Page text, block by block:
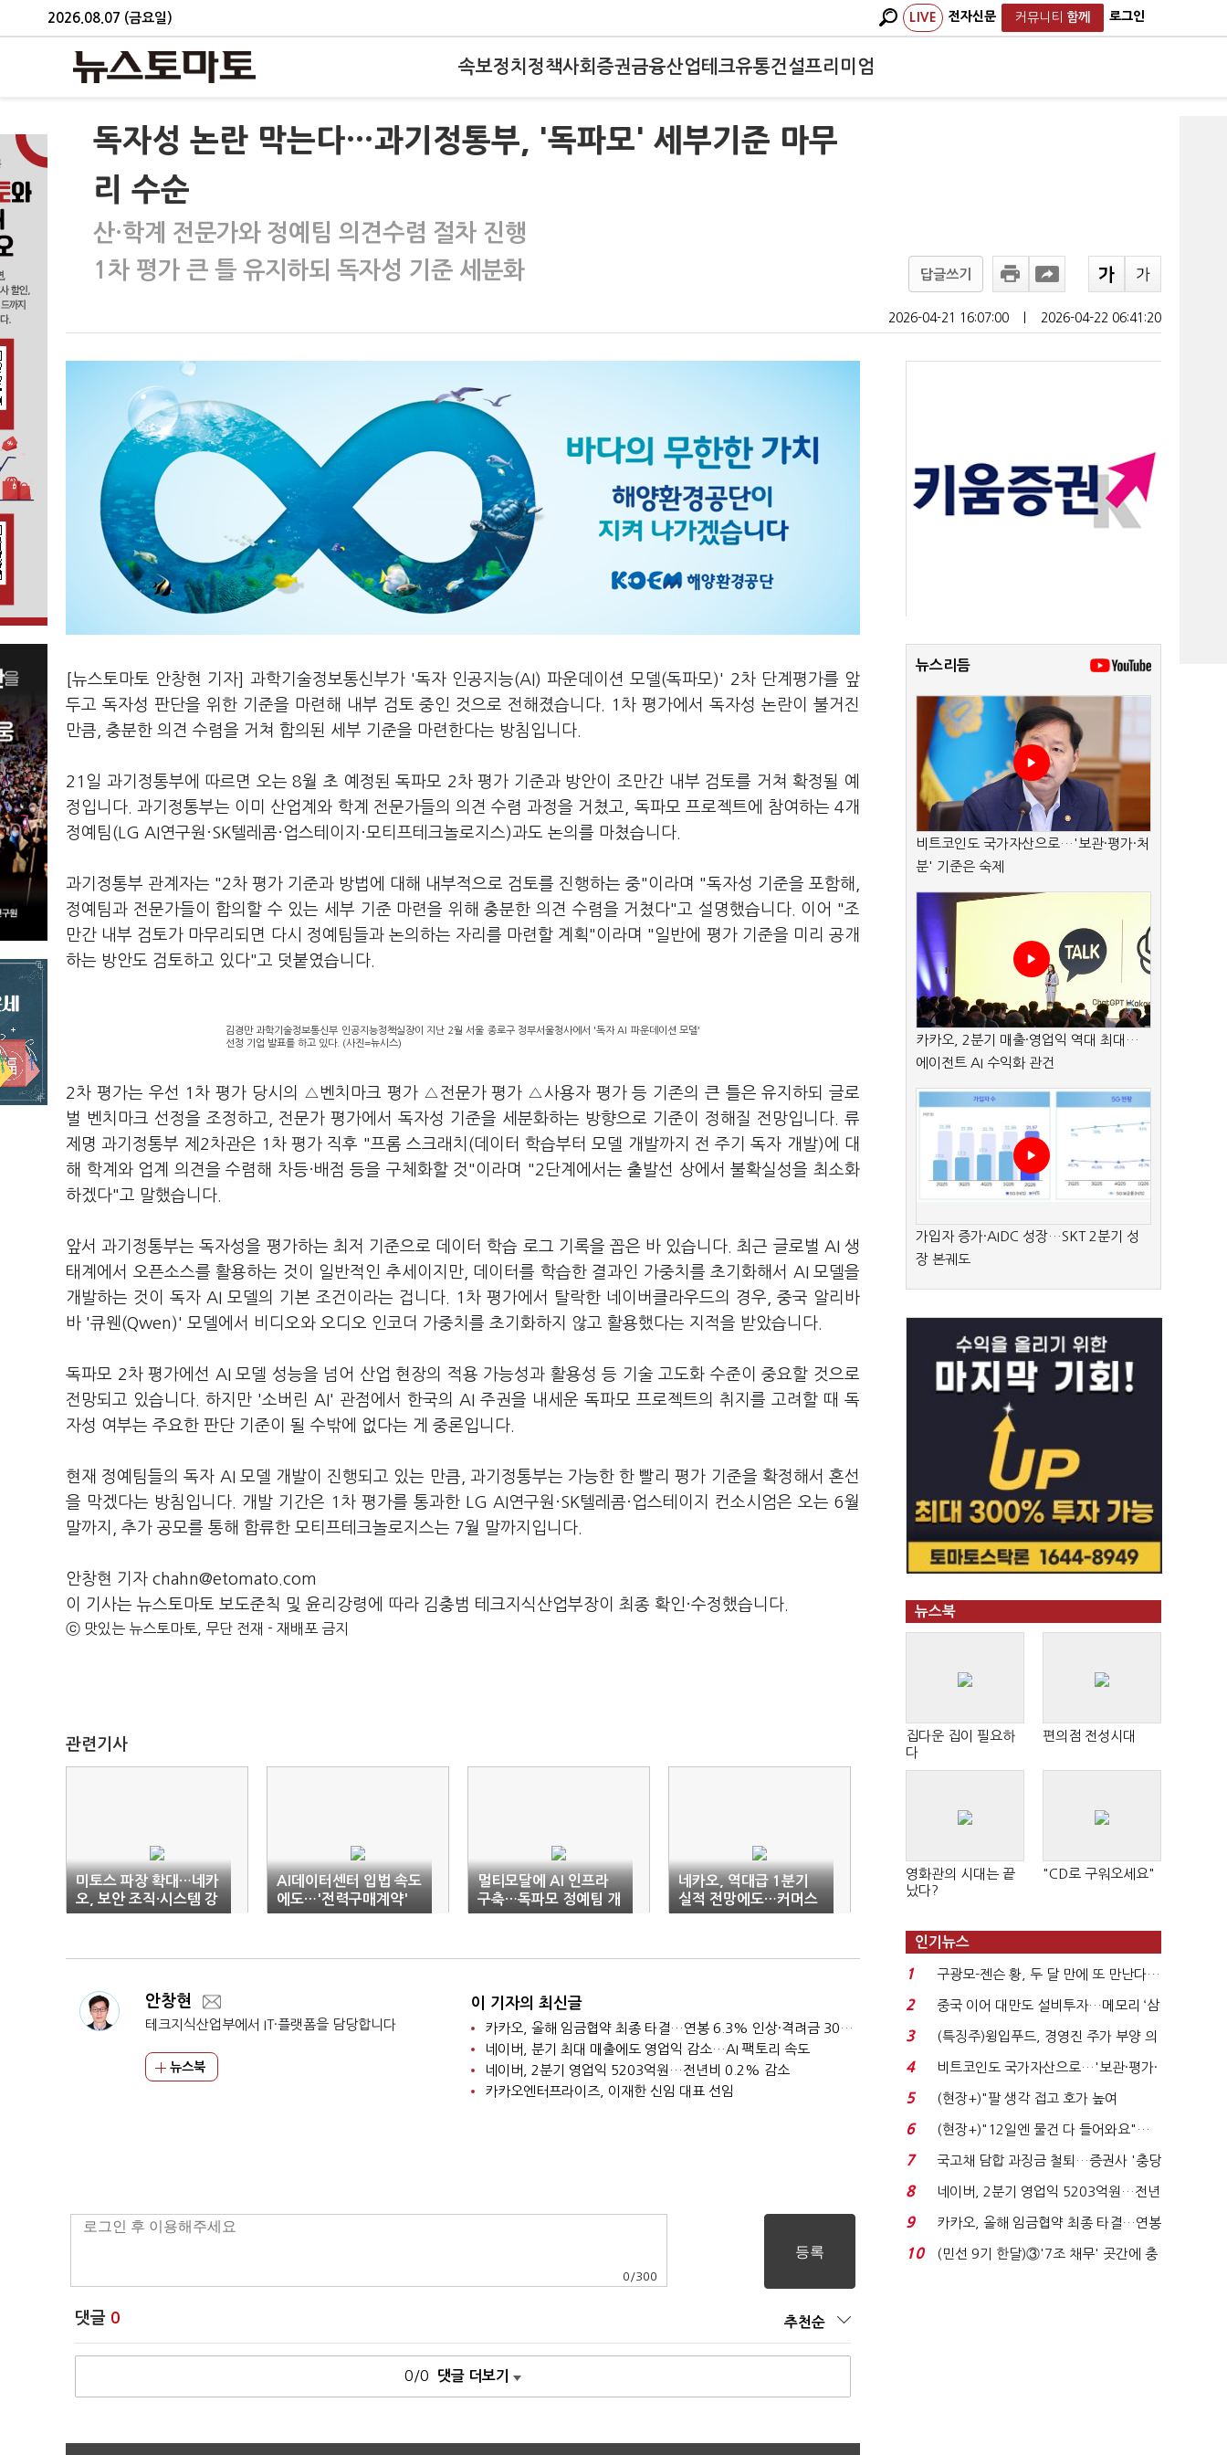
2026.08.07 (금요일) LIVE 전자신문 커뮤니티 함께 로그인
속보정치 정책사회 증권금융산업테크유통건설프리미엄
독자성 논란 막는다…과기정통부, '독파모' 세부기준 마무
리 수순
산·학계 전문가와 정예팀 의견수렴 절차 진행
1차 평가 큰 틀 유지하되 독자성 기준 세분화
답글쓰기
2026-04-21 16:07:00 2026-04-22 06:41:20
[뉴스토마토 안창현 기자] 과학기술정보통신부가 '독자 인공지능(AI) 파운데이션 모델(독파모)' 2차 단계평가를 앞
두고 독자성 판단을 위한 기준을 마련해 내부 검토 중인 것으로 전해졌습니다. 1차 평가에서 독자성 논란이 불거진
만큼, 충분한 의견 수렴을 거쳐 합의된 세부 기준을 마련한다는 방침입니다.
21일 과기정통부에 따르면 오는 8월 초 예정된 독파모 2차 평가 기준과 방안이 조만간 내부 검토를 거쳐 확정될 예
정입니다. 과기정통부는 이미 산업계와 학계 전문가들의 의견 수렴 과정을 거쳤고, 독파모 프로젝트에 참여하는 4개
정예팀(LG AI연구원·SK텔레콤·업스테이지·모티프테크놀로지스)과도 논의를 마쳤습니다.
과기정통부 관계자는 "2차 평가 기준과 방법에 대해 내부적으로 검토를 진행하는 중"이라며 "독자성 기준을 포함해,
정예팀과 전문가들이 합의할 수 있는 세부 기준 마련을 위해 충분한 의견 수렴을 거쳤다"고 설명했습니다. 이어 "조
만간 내부 검토가 마무리되면 다시 정예팀들과 논의하는 자리를 마련할 계획"이라며 "일반에 평가 기준을 미리 공개
하는 방안도 검토하고 있다"고 덧붙였습니다.
김경만 과학기술정보통신부 인공지능정책실장이 지난 2월 서울 종로구 정부서울청사에서 '독자 AI 파운데이션 모델'
선정 기업 발표를 하고 있다. (사진=뉴시스)
2차 평가는 우선 1차 평가 당시의 △벤치마크 평가 △전문가 평가 △사용자 평가 등 기존의 큰 틀은 유지하되 글로
벌 벤치마크 선정을 조정하고, 전문가 평가에서 독자성 기준을 세분화하는 방향으로 기준이 정해질 전망입니다. 류
제명 과기정통부 제2차관은 1차 평가 직후 "프롬 스크래치(데이터 학습부터 모델 개발까지 전 주기 독자 개발)에 대
해 학계와 업계 의견을 수렴해 차등·배점 등을 구체화할 것"이라며 "2단계에서는 출발선 상에서 불확실성을 최소화
하겠다"고 말했습니다.
앞서 과기정통부는 독자성을 평가하는 최저 기준으로 데이터 학습 로그 기록을 꼽은 바 있습니다. 최근 글로벌 AI 생
태계에서 오픈소스를 활용하는 것이 일반적인 추세이지만, 데이터를 학습한 결과인 가중치를 초기화해서 AI 모델을
개발하는 것이 독자 AI 모델의 기본 조건이라는 겁니다. 1차 평가에서 탈락한 네이버클라우드의 경우, 중국 알리바
바 '큐웬(Qwen)' 모델에서 비디오와 오디오 인코더 가중치를 초기화하지 않고 활용했다는 지적을 받았습니다.
독파모 2차 평가에선 AI 모델 성능을 넘어 산업 현장의 적용 가능성과 활용성 등 기술 고도화 수준이 중요할 것으로
전망되고 있습니다. 하지만 '소버린 AI' 관점에서 한국의 AI 주권을 내세운 독파모 프로젝트의 취지를 고려할 때 독
자성 여부는 주요한 판단 기준이 될 수밖에 없다는 게 중론입니다.
현재 정예팀들의 독자 AI 모델 개발이 진행되고 있는 만큼, 과기정통부는 가능한 한 빨리 평가 기준을 확정해서 혼선
을 막겠다는 방침입니다. 개발 기간은 1차 평가를 통과한 LG AI연구원·SK텔레콤·업스테이지 컨소시엄은 오는 6월
말까지, 추가 공모를 통해 합류한 모티프테크놀로지스는 7월 말까지입니다.
안창현 기자 chahn@etomato.com
이 기사는 뉴스토마토 보도준칙 및 윤리강령에 따라 김충범 테크지식산업부장이 최종 확인·수정했습니다.
ⓒ 맛있는 뉴스토마토, 무단 전재 - 재배포 금지
관련기사
미토스 파장 확대…네카
오, 보안 조직·시스템 강
화
AI데이터센터 입법 속도
에도…'전력구매계약'
쟁점 부각
멀티모달에 AI 인프라
구축…독파모 정예팀 개
발 속도
네카오, 역대급 1분기
실적 전망에도…커머스
집중은 '숙제'
안창현
테크지식산업부에서 IT·플랫폼을 담당합니다
뉴스북
이 기자의 최신글
카카오, 올해 임금협약 최종 타결…연봉 6.3% 인상·격려금 300만원
네이버, 분기 최대 매출에도 영업익 감소…AI 팩토리 속도
네이버, 2분기 영업익 5203억원…전년비 0.2% 감소
카카오엔터프라이즈, 이재한 신임 대표 선임
0 /300
댓글 0 추천순
0/0 댓글 더보기
뉴스리듬
비트코인도 국가자산으로…'보관·평가·처
분' 기준은 숙제
카카오, 2분기 매출·영업익 역대 최대…
에이전트 AI 수익화 관건
가입자 증가·AIDC 성장…SKT 2분기 성
장 본궤도
뉴스북
집다운 집이 필요하
다
편의점 전성시대
영화관의 시대는 끝
났다?
"CD로 구워오세요"
인기뉴스
1
구광모-젠슨 황, 두 달 만에 또 만난다…
로봇·AI 등 논...
2
중국 이어 대만도 설비투자…메모리 ‘삼
국전쟁’
3
(특징주)윙입푸드, 경영진 주가 부양 의
지에 상한가...
4
비트코인도 국가자산으로…'보관·평가·
처분' 기준은 ...
5
(현장+)"팔 생각 접고 호가 높여
요"…'덜 똘똘한 한 채' 20...
6
(현장+)"12일엔 물건 다 들어와요"…
빈 매대 채우며 문 연 ...
7
국고채 담합 과징금 철퇴…증권사 '충당
금 폭탄' 우려...
8
네이버, 2분기 영업익 5203억원…전년
비 0.2% 감소...
9
카카오, 올해 임금협약 최종 타결…연봉
6.3% 인상·격려...
10
(민선 9기 한달)③'7조 채무' 곳간에 충